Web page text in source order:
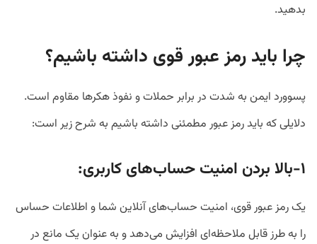
بدهید.
چرا باید رمز عبور قوی داشته باشیم؟
پسوورد ایمن به شدت در برابر حملات و نفوذ هکرها مقاوم است.
دلایلی که باید رمز عبور مطمئنی داشته باشیم به شرح زیر است:
۱-بالا بردن امنیت حساب‌های کاربری:
یک رمز عبور قوی، امنیت حساب‌های آنلاین شما و اطلاعات حساس
را به طرز قابل ملاحظه‌ای افزایش می‌دهد و به عنوان یک مانع در